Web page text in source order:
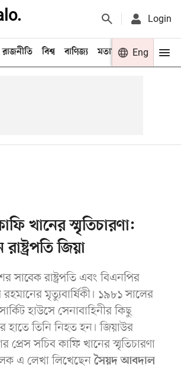
Login
রাজনীতি বিশ্ব বাণিজ্য মতামত খেলা
Eng
খানের স্মৃতিচারণা:
জিয়া
সাবেক রাষ্ট্রপতি এবং বিএনপির
রহমানের মৃত্যুবার্ষিকী। ১৯৮১ সালের
হাউসে সেনাবাহিনীর কিছু
হাতে তিনি নিহত হন। জিয়াউর
প্রেস সচিব কাফি খানের স্মৃতিচারণা
এ লেখা লিখেছেন সৈয়দ আবদাল